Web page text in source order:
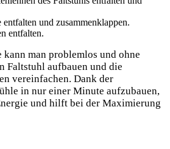
und⁤ zusammenklappen.
⁣entfalten.
man problemlos⁤ und ohne
Faltstuhl aufbauen und die
vereinfachen. Dank der
in nur einer Minute aufzubauen,
und ⁣hilft bei⁢ der Maximierung